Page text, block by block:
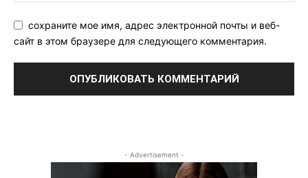
сохраните мое имя, адрес электронной почты и веб-
сайт в этом браузере для следующего комментария.
- Advertisement -